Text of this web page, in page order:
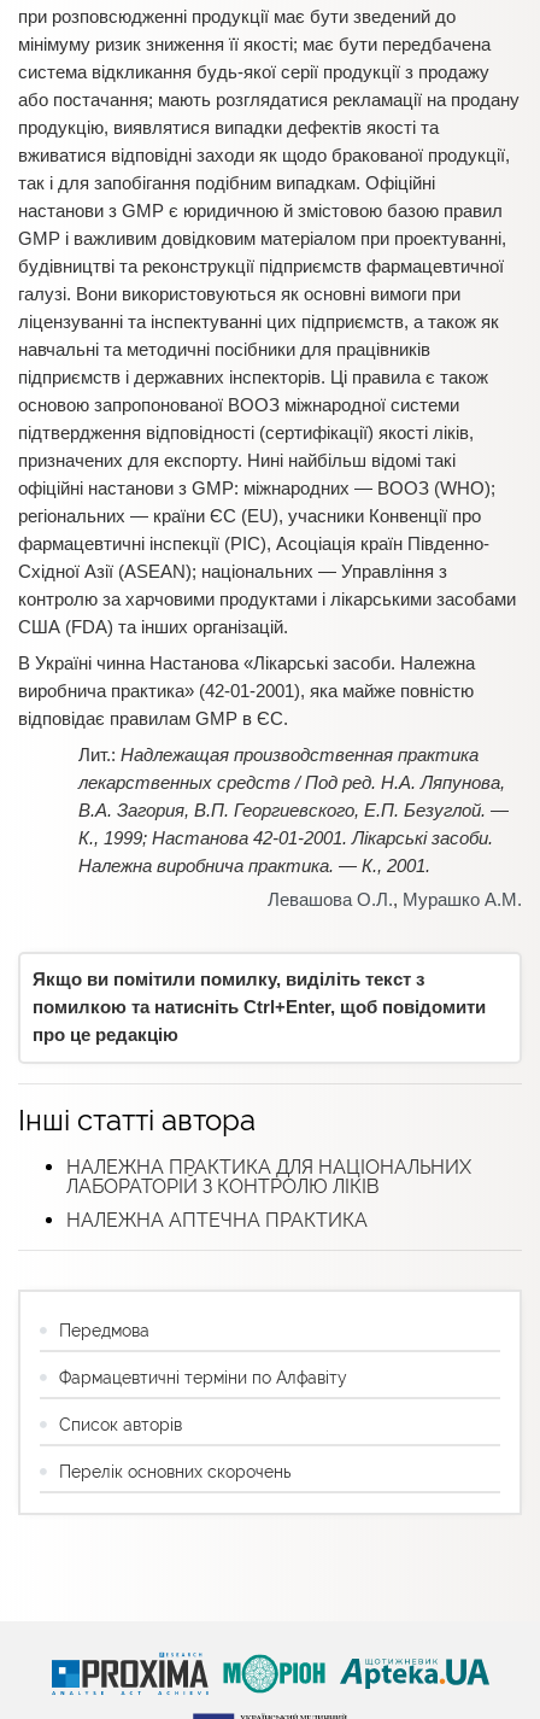
при розповсюдженні продукції має бути зведений до
мінімуму ризик зниження її якості; має бути передбачена
система відкликання будь-якої серії продукції з продажу
або постачання; мають розглядатися рекламації на продану
продукцію, виявлятися випадки дефектів якості та
вживатися відповідні заходи як щодо бракованої продукції,
так і для запобігання подібним випадкам. Офіційні
настанови з GMP є юридичною й змістовою базою правил
GMP і важливим довідковим матеріалом при проектуванні,
будівництві та реконструкції підприємств фармацевтичної
галузі. Вони використовуються як основні вимоги при
ліцензуванні та інспектуванні цих підприємств, а також як
навчальні та методичні посібники для працівників
підприємств і державних інспекторів. Ці правила є також
основою запропонованої ВООЗ міжнародної системи
підтвердження відповідності (сертифікації) якості ліків,
призначених для експорту. Нині найбільш відомі такі
офіційні настанови з GMP: міжнародних — ВООЗ (WHO);
регіональних — країни ЄС (EU), учасники Конвенції про
фармацевтичні інспекції (PIC), Асоціація країн Південно-
Східної Азії (ASEAN); національних — Управління з
контролю за харчовими продуктами і лікарськими засобами
США (FDA) та інших організацій.
В Україні чинна Настанова «Лікарські засоби. Належна
виробнича практика» (42-01-2001), яка майже повністю
відповідає правилам GMP в ЄС.
Надлежащая производственная практика
лекарственных средств / Под ред. Н.А. Ляпунова,
В.А. Загория, В.П. Георгиевского, Е.П. Безуглой. —
К., 1999; Настанова 42-01-2001. Лікарські засоби.
Належна виробнича практика. — К., 2001.
Левашова О.Л., Мурашко А.М.
Якщо ви помітили помилку, виділіть текст з
помилкою та натисніть Ctrl+Enter, щоб повідомити
про це редакцію
Інші статті автора
НАЛЕЖНА ПРАКТИКА ДЛЯ НАЦІОНАЛЬНИХ
ЛАБОРАТОРІЙ З КОНТРОЛЮ ЛІКІВ
НАЛЕЖНА АПТЕЧНА ПРАКТИКА
Передмова
Фармацевтичні терміни по Алфавіту
Список авторів
Перелік основних скорочень